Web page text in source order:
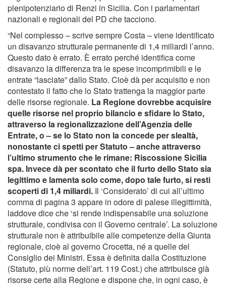
plenipotenziario di Renzi in Sicilia. Con i parlamentari
nazionali e regionali del PD che tacciono.
“Nel complesso – scrive sempre Costa – viene identificato
un disavanzo strutturale permanente di 1,4 miliardi l’anno.
Questo dato è errato. È errato perché identifica come
disavanzo la differenza tra le spese incomprimibili e le
entrate “lasciate” dallo Stato. Cioè dà per acquisito e non
contestato il fatto che lo Stato trattenga la maggior parte
delle risorse regionale. La Regione dovrebbe acquisire
quelle risorse nel proprio bilancio e sfidare lo Stato,
attraverso la regionalizzazione dell’Agenzia delle
Entrate, o – se lo Stato non la concede per slealtà,
nonostante ci spetti per Statuto – anche attraverso
l’ultimo strumento che le rimane: Riscossione Sicilia
spa. Invece dà per scontato che il furto dello Stato sia
legittimo e lamenta solo come, dopo tale furto, si resti
scoperti di 1,4 miliardi. Il ‘Considerato’ di cui all’ultimo
comma di pagina 3 appare in odore di palese illegittimità,
laddove dice che ‘si rende indispensabile una soluzione
strutturale, condivisa con il Governo centrale’. La soluzione
strutturale non è attribuibile alle competenze della Giunta
regionale, cioè al governo Crocetta, né a quelle del
Consiglio dei Ministri. Essa è definita dalla Costituzione
(Statuto, più norme dell’art. 119 Cost.) che attribuisce già
risorse certe alla Regione e dispone che, in ogni caso, è